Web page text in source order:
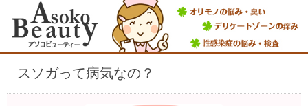
スソガって病気なの？